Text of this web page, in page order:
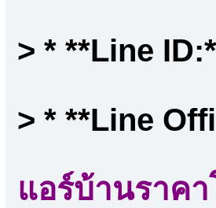
> * **Line
> * **Line
แอร์บ้านราค